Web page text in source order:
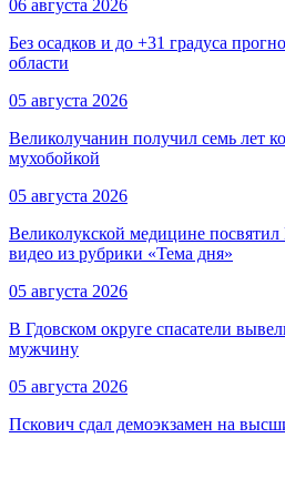
06 августа 2026
Без осадков и до +31 градуса
области
05 августа 2026
Великолучанин получил семь лет
мухобойкой
05 августа 2026
Великолукской медицине
видео из рубрики «Тема дня»
05 августа 2026
В Гдовском округе спасатели
мужчину
05 августа 2026
Пскович сдал демоэкзамен на